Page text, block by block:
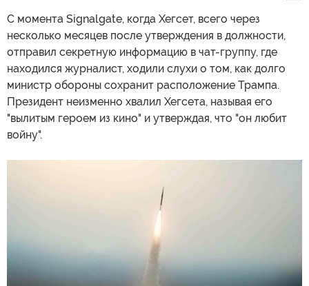
С момента Signalgate, когда Хегсет, всего через
несколько месяцев после утверждения в должности,
отправил секретную информацию в чат-группу, где
находился журналист, ходили слухи о том, как долго
министр обороны сохранит расположение Трампа.
Президент неизменно хвалил Хегсета, называя его
"вылитым героем из кино" и утверждая, что "он любит
войну".